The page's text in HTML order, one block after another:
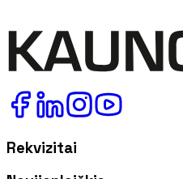
Rekvizitai